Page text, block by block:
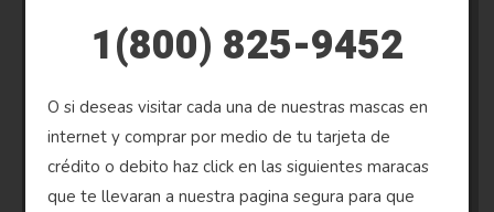
1(800) 825-9452
O si deseas visitar cada una de nuestras mascas en
internet y comprar por medio de tu tarjeta de
crédito o debito haz click en las siguientes maracas
que te llevaran a nuestra pagina segura para que